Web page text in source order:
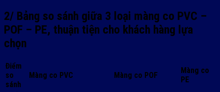
2/ Bảng so sánh giữa 3 loại màng co PVC –
POF – PE, thuận tiện cho khách hàng lựa
chọn
Điểm
so
sánh
Màng co PVC Màng co POF
Màng co
PE